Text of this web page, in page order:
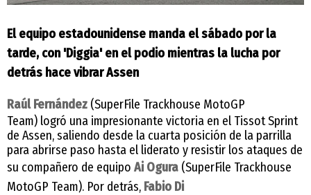
El equipo estadounidense manda el sábado por la
tarde, con 'Diggia' en el podio mientras la lucha por
detrás hace vibrar Assen
Raúl Fernández (SuperFile Trackhouse MotoGP
Team) logró una impresionante victoria en el Tissot Sprint
de Assen, saliendo desde la cuarta posición de la parrilla
para abrirse paso hasta el liderato y resistir los ataques de
su compañero de equipo Ai Ogura (SuperFile Trackhouse
MotoGP Team). Por detrás, Fabio Di